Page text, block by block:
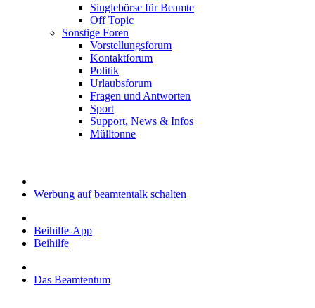
Singlebörse für Beamte
Off Topic
Sonstige Foren
Vorstellungsforum
Kontaktforum
Politik
Urlaubsforum
Fragen und Antworten
Sport
Support, News & Infos
Mülltonne
Werbung auf beamtentalk schalten
Beihilfe-App
Beihilfe
Das Beamtentum